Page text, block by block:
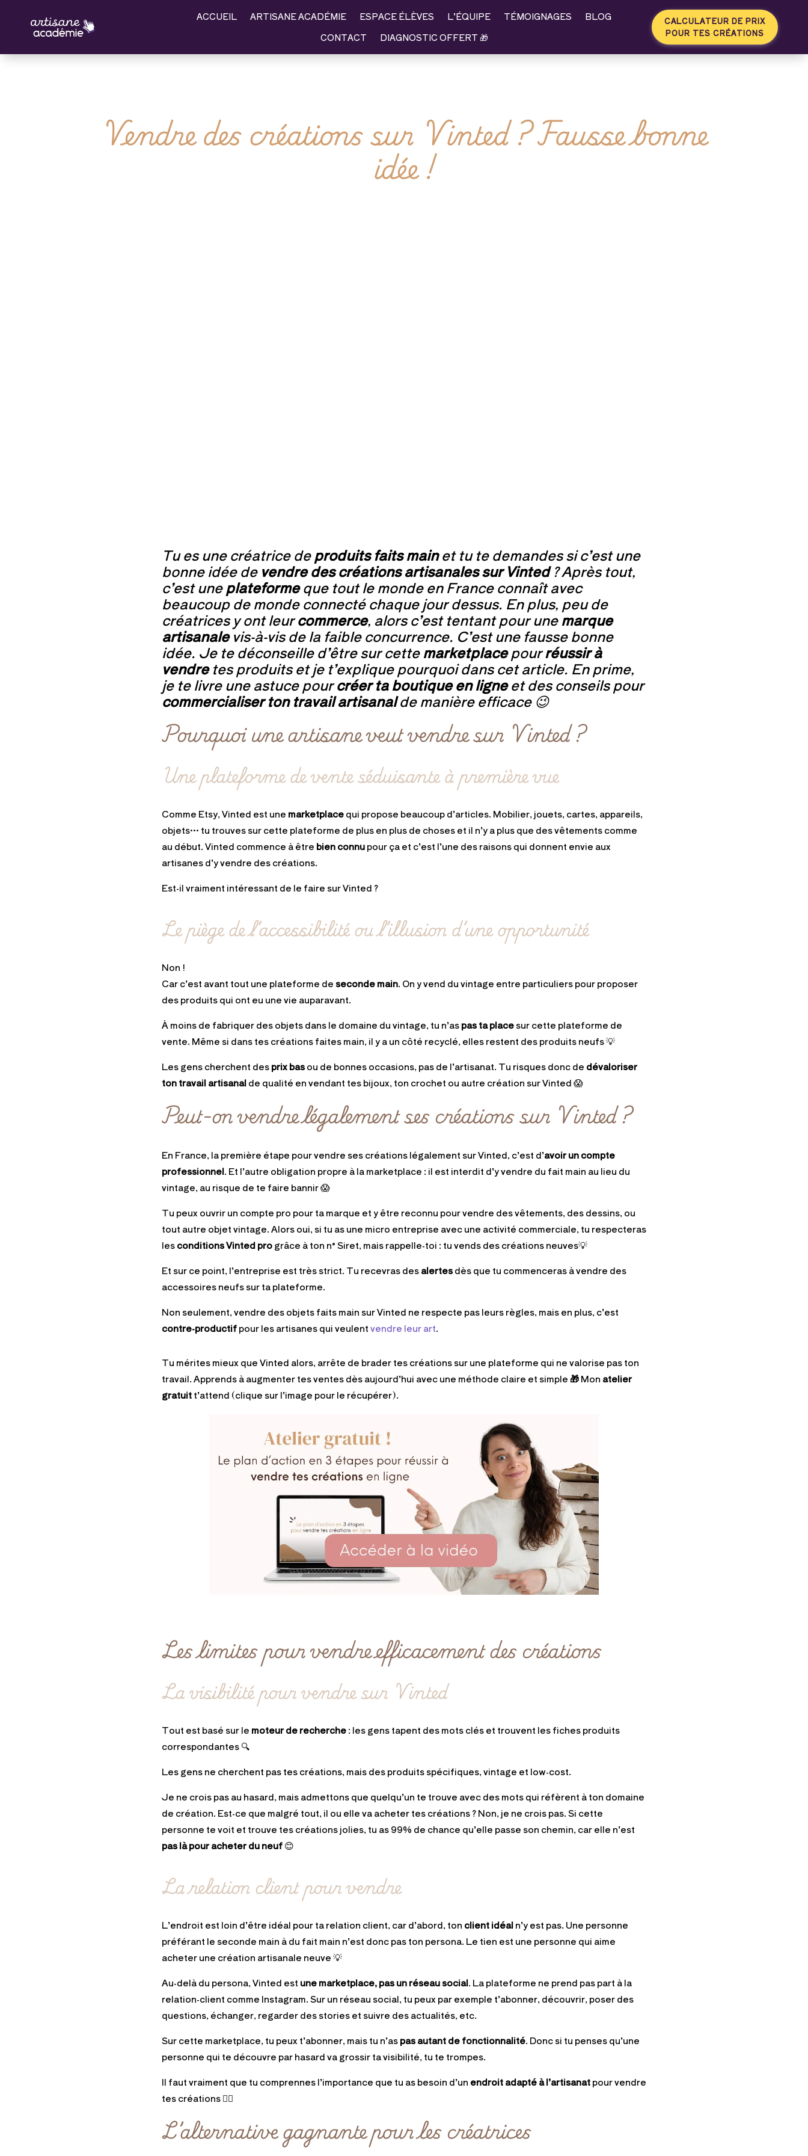
ACCUEIL ARTISANE ACADÉMIE ESPACE ÉLÈVES L’ÉQUIPE TÉMOIGNAGES
BLOG
CONTACT
DIAGNOSTIC OFFERT 🎁
CALCULATEUR DE PRIX
POUR TES CRÉATIONS
Vendre des créations sur Vinted ? Fausse bonne
idée !
Tu es une créatrice deproduits faits mainet tu te demandes si c’est une
bonne idée de vendre des créations artisanales sur Vinted? Après tout,
c’est uneplateformeque tout le monde en France connaît avec
beaucoup de monde connecté chaque jour dessus. En plus, peu de
créatrices y ont leurcommerce, alors c’est tentant pour unemarque
artisanalevis-à-vis de la faible concurrence. C’est une fausse bonne
idée. Je te déconseille d’être sur cettemarketplacepourréussir à
vendretes produits et je t’explique pourquoi dans cet article. En prime,
je te livre une astuce pourcréer ta boutique en ligneet des conseils pour
commercialiser ton travail artisanalde manière efficace 😉
Pourquoi une artisane veut vendre sur Vinted ?
Une plateforme de vente séduisante à première vue
Comme Etsy, Vinted est une marketplacequi propose beaucoup d’articles. Mobilier, jouets, cartes, appareils,
objets… tu trouves sur cette plateforme de plus en plus de choses et il n’y a plus que des vêtements comme
au début. Vinted commence à être bien connupour ça et c’est l’une des raisons qui donnent envie aux
artisanes d’y vendre des créations.
Est-il vraiment intéressant de le faire sur Vinted ?
Le piège de l’accessibilité ou l’illusion d’une opportunité
Non !
Car c’est avant tout une plateforme deseconde main. On y vend du vintage entre particuliers pour proposer
des produits qui ont eu une vie auparavant.
À moins de fabriquer des objets dans le domaine du vintage, tu n’aspas ta placesur cette plateforme de
vente. Même si dans tes créations faites main, il y a un côté recyclé, elles restent des produits neufs 💡
Les gens cherchent desprix basou de bonnes occasions, pas de l’artisanat. Tu risques donc de dévaloriser
ton travail artisanalde qualité en vendant tes bijoux, ton crochet ou autre création sur Vinted 😱
Peut-on vendre légalement ses créations sur Vinted ?
En France, la première étape pour vendre ses créations légalement sur Vinted, c’est d’avoir un compte
professionnel. Et l’autre obligation propre à la marketplace : il est interdit d’y vendre du fait main au lieu du
vintage, au risque de te faire bannir 😱
Tu peux ouvrir un compte pro pour ta marque et y être reconnu pour vendre des vêtements, des dessins, ou
tout autre objet vintage. Alors oui, si tu as une micro entreprise avec une activité commerciale, tu respecteras
lesconditions Vinted progrâce à ton n° Siret, mais rappelle-toi : tu vends des créations neuves💡
Et sur ce point, l’entreprise est très strict. Tu recevras desalertesdès que tu commenceras à vendre des
accessoires neufs sur ta plateforme.
Non seulement, vendre des objets faits main sur Vinted ne respecte pas leurs règles, mais en plus, c’est
contre-productifpour les artisanes qui veulentvendre leur art.
Tu mérites mieux que Vinted alors, arrête de brader tes créations sur une plateforme qui ne valorise pas ton
travail. Apprends à augmenter tes ventes dès aujourd’hui avec une méthode claire et simple 🎁Mon atelier
gratuitt’attend (clique sur l’image pour le récupérer).
Les limites pour vendre efficacement des créations
La visibilité pour vendre sur Vinted
Tout est basé sur le moteur de recherche: les gens tapent des mots clés et trouvent les fiches produits
correspondantes 🔍
Les gens ne cherchent pas tes créations, mais des produits spécifiques, vintage et low-cost.
Je ne crois pas au hasard, mais admettons que quelqu’un te trouve avec des mots qui réfèrent à ton domaine
de création. Est-ce que malgré tout, il ou elle va acheter tes créations ? Non, je ne crois pas. Si cette
personne te voit et trouve tes créations jolies, tu as 99% de chance qu’elle passe son chemin, car elle n’est
pas là pour acheter du neuf😊
La relation client pour vendre
L’endroit est loin d’être idéal pour ta relation client, car d’abord, ton client idéaln’y est pas. Une personne
préférant le seconde main à du fait main n’est donc pas ton persona. Le tien est une personne qui aime
acheter une création artisanale neuve 💡
Au-delà du persona, Vinted est une marketplace, pas un réseau social. La plateforme ne prend pas part à la
relation-client comme Instagram. Sur un réseau social, tu peux par exemple t’abonner, découvrir, poser des
questions, échanger, regarder des stories et suivre des actualités, etc.
Sur cette marketplace, tu peux t’abonner, mais tu n’aspas autant de fonctionnalité. Donc si tu penses qu’une
personne qui te découvre par hasard va grossir ta visibilité, tu te trompes.
Il faut vraiment que tu comprennes l’importance que tu as besoin d’un endroit adapté à l’artisanatpour vendre
tes créations 👌🏻
L’alternative gagnante pour les créatrices